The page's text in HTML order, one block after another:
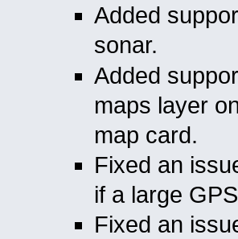
Added
sonar.
Added
maps layer
map card.
Fixed an
if a large
Fixed an